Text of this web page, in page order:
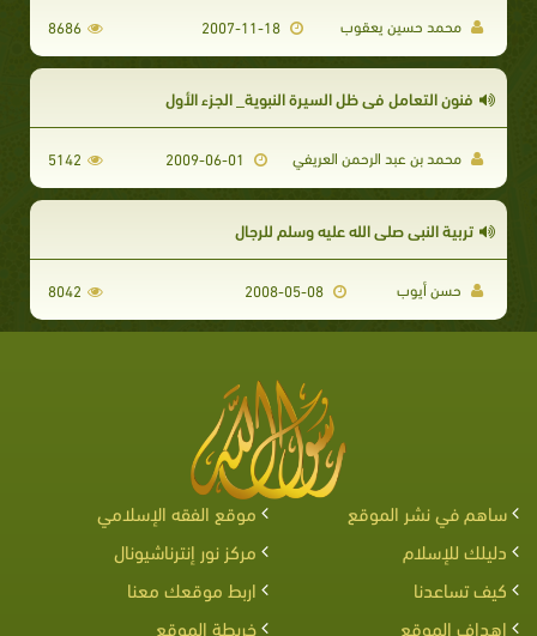
محمد حسين يعقوب 8686
فنون التعامل في ظل السيرة النبوية_ الجزء الأول
محمد بن عبد الرحمن العريفي 5142
تربية النبي صلى الله عليه وسلم للرجال
حسن أيوب 2008-05-08
8042
ساهم في نشر الموقع
موقع الفقه الإسلامي
دليلك للإسلام
مركز نور إنترناشيونال
كيف تساعدنا
اربط موقعك معنا
اهداف الموقع
خريطة الموقع